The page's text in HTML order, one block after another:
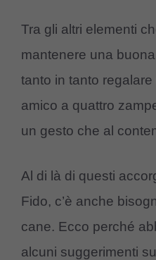
Tra gli altri elementi
mantenere una
tanto in tanto
amico a quattro
un gesto che al
Al di là di questi
Fido, c’è anche
cane. Ecco perché
alcuni suggerimenti